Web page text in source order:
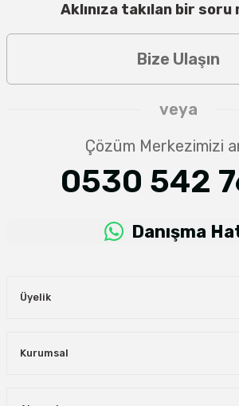
Aklınıza takılan bir soru
Bize Ulaşın
veya
Çözüm Merkezimizi
0530 542
Danışma
Üyelik
Kurumsal